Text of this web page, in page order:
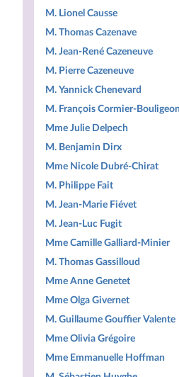
M. Lionel Causse
M. Thomas Cazenave
M. Jean-René Cazeneuve
M. Pierre Cazeneuve
M. Yannick Chenevard
M. François Cormier-Bouligeon
Mme Julie Delpech
M. Benjamin Dirx
Mme Nicole Dubré-Chirat
M. Philippe Fait
M. Jean-Marie Fiévet
M. Jean-Luc Fugit
Mme Camille Galliard-Minier
M. Thomas Gassilloud
Mme Anne Genetet
Mme Olga Givernet
M. Guillaume Gouffier Valente
Mme Olivia Grégoire
Mme Emmanuelle Hoffman